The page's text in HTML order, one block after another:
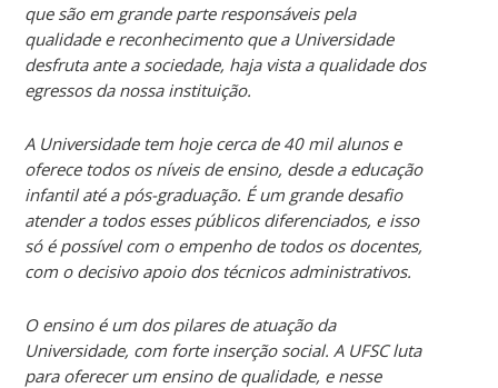
que são em grande parte responsáveis pela
qualidade e reconhecimento que a Universidade
desfruta ante a sociedade, haja vista a qualidade dos
egressos da nossa instituição.
A Universidade tem hoje cerca de 40 mil alunos e
oferece todos os níveis de ensino, desde a educação
infantil até a pós-graduação. É um grande desafio
atender a todos esses públicos diferenciados, e isso
só é possível com o empenho de todos os docentes,
com o decisivo apoio dos técnicos administrativos.
O ensino é um dos pilares de atuação da
Universidade, com forte inserção social. A UFSC luta
para oferecer um ensino de qualidade, e nesse